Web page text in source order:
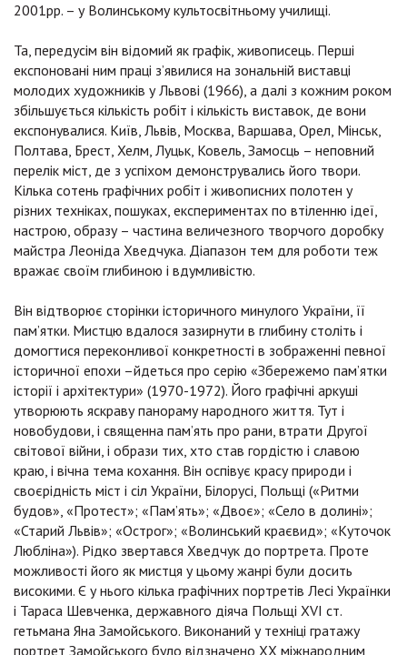
2001рр. – у Волинському культосвітньому училищі.
Та, передусім він відомий як графік, живописець. Перші
експоновані ним праці з’явилися на зональній виставці
молодих художників у Львові (1966), а далі з кожним роком
збільшується кількість робіт і кількість виставок, де вони
експонувалися. Київ, Львів, Москва, Варшава, Орел, Мінськ,
Полтава, Брест, Хелм, Луцьк, Ковель, Замосць – неповний
перелік міст, де з успіхом демонструвались його твори.
Кілька сотень графічних робіт і живописних полотен у
різних техніках, пошуках, експериментах по втіленню ідеї,
настрою, образу – частина величезного творчого доробку
майстра Леоніда Хведчука. Діапазон тем для роботи теж
вражає своїм глибиною і вдумливістю.
Він відтворює сторінки історичного минулого України, її
пам’ятки. Мистцю вдалося зазирнути в глибину століть і
домогтися переконливої конкретності в зображенні певної
історичної епохи –йдеться про серію «Збережемо пам’ятки
історії і архітектури» (1970-1972). Його графічні аркуші
утворюють яскраву панораму народного життя. Тут і
новобудови, і священна пам’ять про рани, втрати Другої
світової війни, і образи тих, хто став гордістю і славою
краю, і вічна тема кохання. Він оспівує красу природи і
своєрідність міст і сіл України, Білорусі, Польщі («Ритми
будов», «Протест»; «Пам’ять»; «Двоє»; «Село в долині»;
«Старий Львів»; «Острог»; «Волинський краєвид»; «Куточок
Любліна»). Рідко звертався Хведчук до портрета. Проте
можливості його як мистця у цьому жанрі були досить
високими. Є у нього кілька графічних портретів Лесі Українки
і Тараса Шевченка, державного діяча Польщі XVI ст.
гетьмана Яна Замойського. Виконаний у техніці гратажу
портрет Замойського було відзначено XX міжнародним